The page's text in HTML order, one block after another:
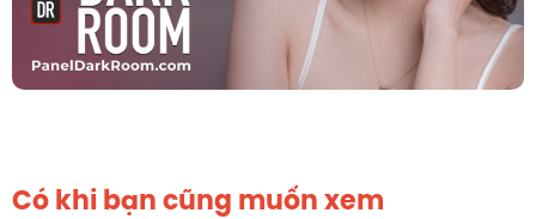
Có khi bạn cũng muốn xem